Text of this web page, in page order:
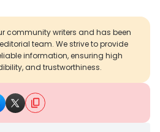
community writers and has been
team. We strive to provide
information, ensuring high
and trustworthiness.